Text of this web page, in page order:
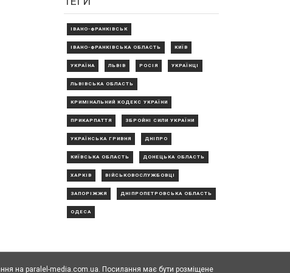
ІВАНО-ФРАНКІВСЬК
ІВАНО-ФРАНКІВСЬКА ОБЛАСТЬ КИЇВ
УКРАЇНА ЛЬВІВ РОСІЯ УКРАЇНЦІ
ЛЬВІВСЬКА ОБЛАСТЬ
КРИМІНАЛЬНИЙ КОДЕКС УКРАЇНИ
ПРИКАРПАТТЯ ЗБРОЙНІ СИЛИ УКРАЇНИ
УКРАЇНСЬКА ГРИВНЯ ДНІПРО
КИЇВСЬКА ОБЛАСТЬ ДОНЕЦЬКА ОБЛАСТЬ
ХАРКІВ ВІЙСЬКОВОСЛУЖБОВЦІ
ЗАПОРІЖЖЯ ДНІПРОПЕТРОВСЬКА ОБЛАСТЬ
ОДЕСА
на paralel-media.com.ua. Посилання має бути розміщене